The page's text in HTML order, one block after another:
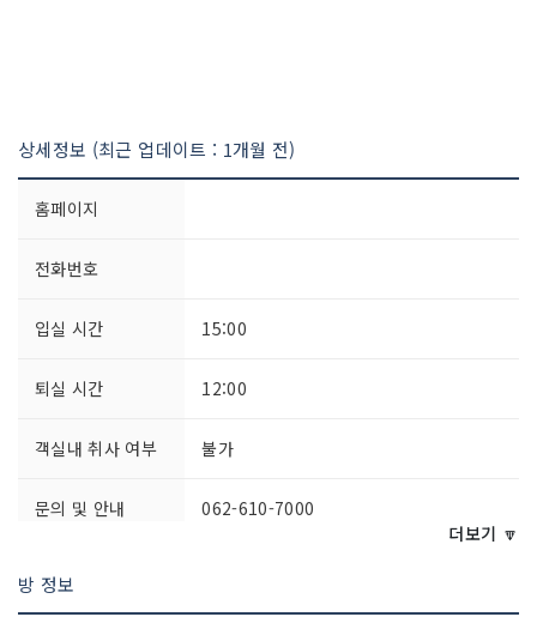
상세정보 (최근 업데이트 : 1개월 전)
홈페이지
전화번호
입실 시간 15:00
퇴실 시간 12:00
객실내 취사 여부 불가
문의 및 안내 062-610-7000
더보기 🔽
방 정보